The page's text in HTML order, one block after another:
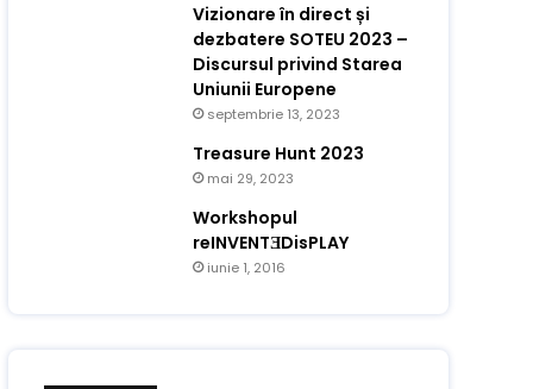
Vizionare în direct și
dezbatere SOTEU 2023 –
Discursul privind Starea
Uniunii Europene
septembrie 13, 2023
Treasure Hunt 2023
mai 29, 2023
Workshopul
reINVENTƎDisPLAY
iunie 1, 2016